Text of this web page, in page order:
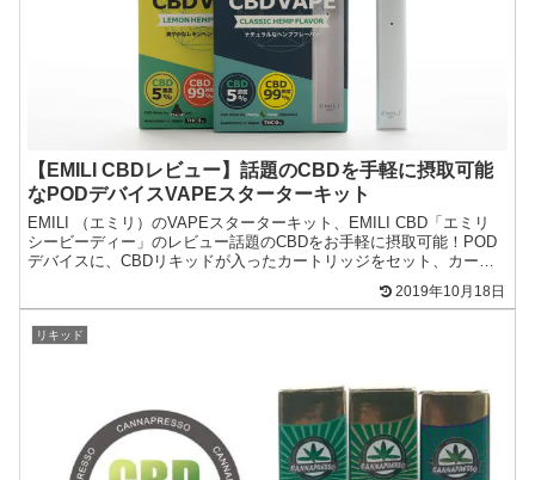
【EMILI CBDレビュー】話題のCBDを手軽に摂取可能
なPODデバイスVAPEスターターキット
EMILI （エミリ）のVAPEスターターキット、EMILI CBD「エミリ
シービーディー」のレビュー話題のCBDをお手軽に摂取可能！POD
デバイスに、CBDリキッドが入ったカートリッジをセット、カート
2019年10月18日
リキッド